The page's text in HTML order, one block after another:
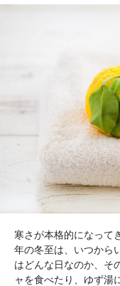
寒さが本格的になって
年の冬至は、いつから
はどんな日なのか、そ
ャを食べたり、ゆず湯